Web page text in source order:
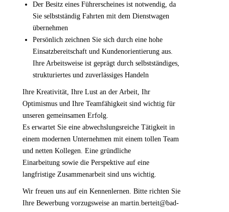
Der Besitz eines Führerscheines ist notwendig, da
Sie selbstständig Fahrten mit dem Dienstwagen
übernehmen
Persönlich zeichnen Sie sich durch eine hohe
Einsatzbereitschaft und Kundenorientierung aus.
Ihre Arbeitsweise ist geprägt durch selbstständiges,
strukturiertes und zuverlässiges Handeln
Ihre Kreativität, Ihre Lust an der Arbeit, Ihr
Optimismus und Ihre Teamfähigkeit sind wichtig für
unseren gemeinsamen Erfolg.
Es erwartet Sie eine abwechslungsreiche Tätigkeit in
einem modernen Unternehmen mit einem tollen Team
und netten Kollegen. Eine gründliche
Einarbeitung sowie die Perspektive auf eine
langfristige Zusammenarbeit sind uns wichtig.
Wir freuen uns auf ein Kennenlernen. Bitte richten Sie
Ihre Bewerbung vorzugsweise an martin.berteit@bad-